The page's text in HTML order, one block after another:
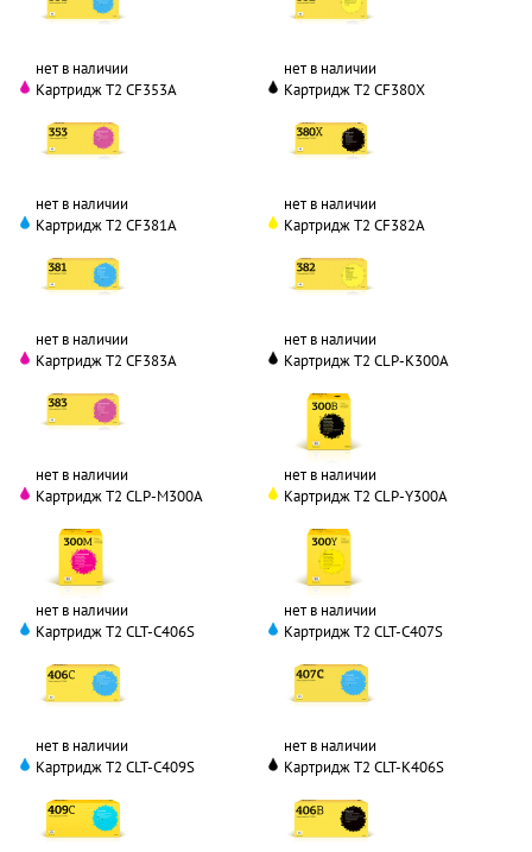
нет в наличии
нет в наличии
Картридж T2 CF353A
нет в наличии
Картридж T2 CF380X
нет в наличии
Картридж T2 CF381A
нет в наличии
Картридж T2 CF382A
нет в наличии
Картридж T2 CF383A
нет в наличии
Картридж T2 CLP-K300A
нет в наличии
Картридж T2 CLP-M300A
нет в наличии
Картридж T2 CLP-Y300A
нет в наличии
Картридж T2 CLT-C406S
нет в наличии
Картридж T2 CLT-C407S
нет в наличии
Картридж T2 CLT-C409S
Картридж T2 CLT-K406S